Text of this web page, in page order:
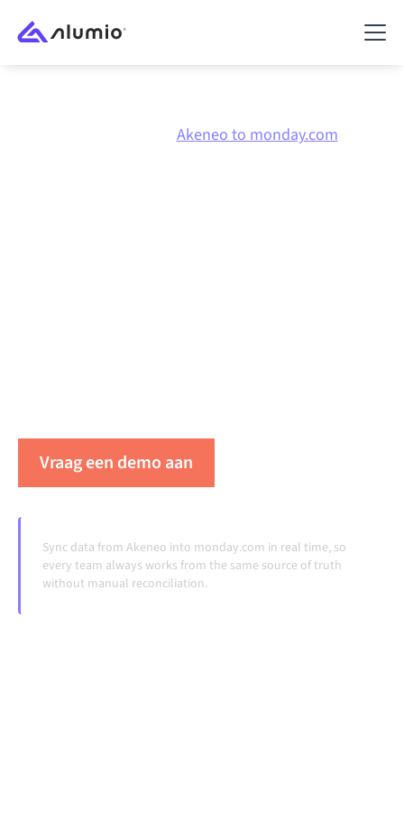
Akeneo to monday.com
Vraag een demo aan
Sync data from Akeneo into monday.com in real time, so
every team always works from the same source of truth
without manual reconciliation.